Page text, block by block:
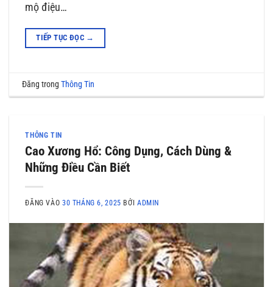
mộ điệu…
TIẾP TỤC ĐỌC →
Đăng trongThông Tin
THÔNG TIN
Cao Xương Hổ: Công Dụng, Cách Dùng &
Những Điều Cần Biết
ĐĂNG VÀO 30 THÁNG 6, 2025 BỞI ADMIN